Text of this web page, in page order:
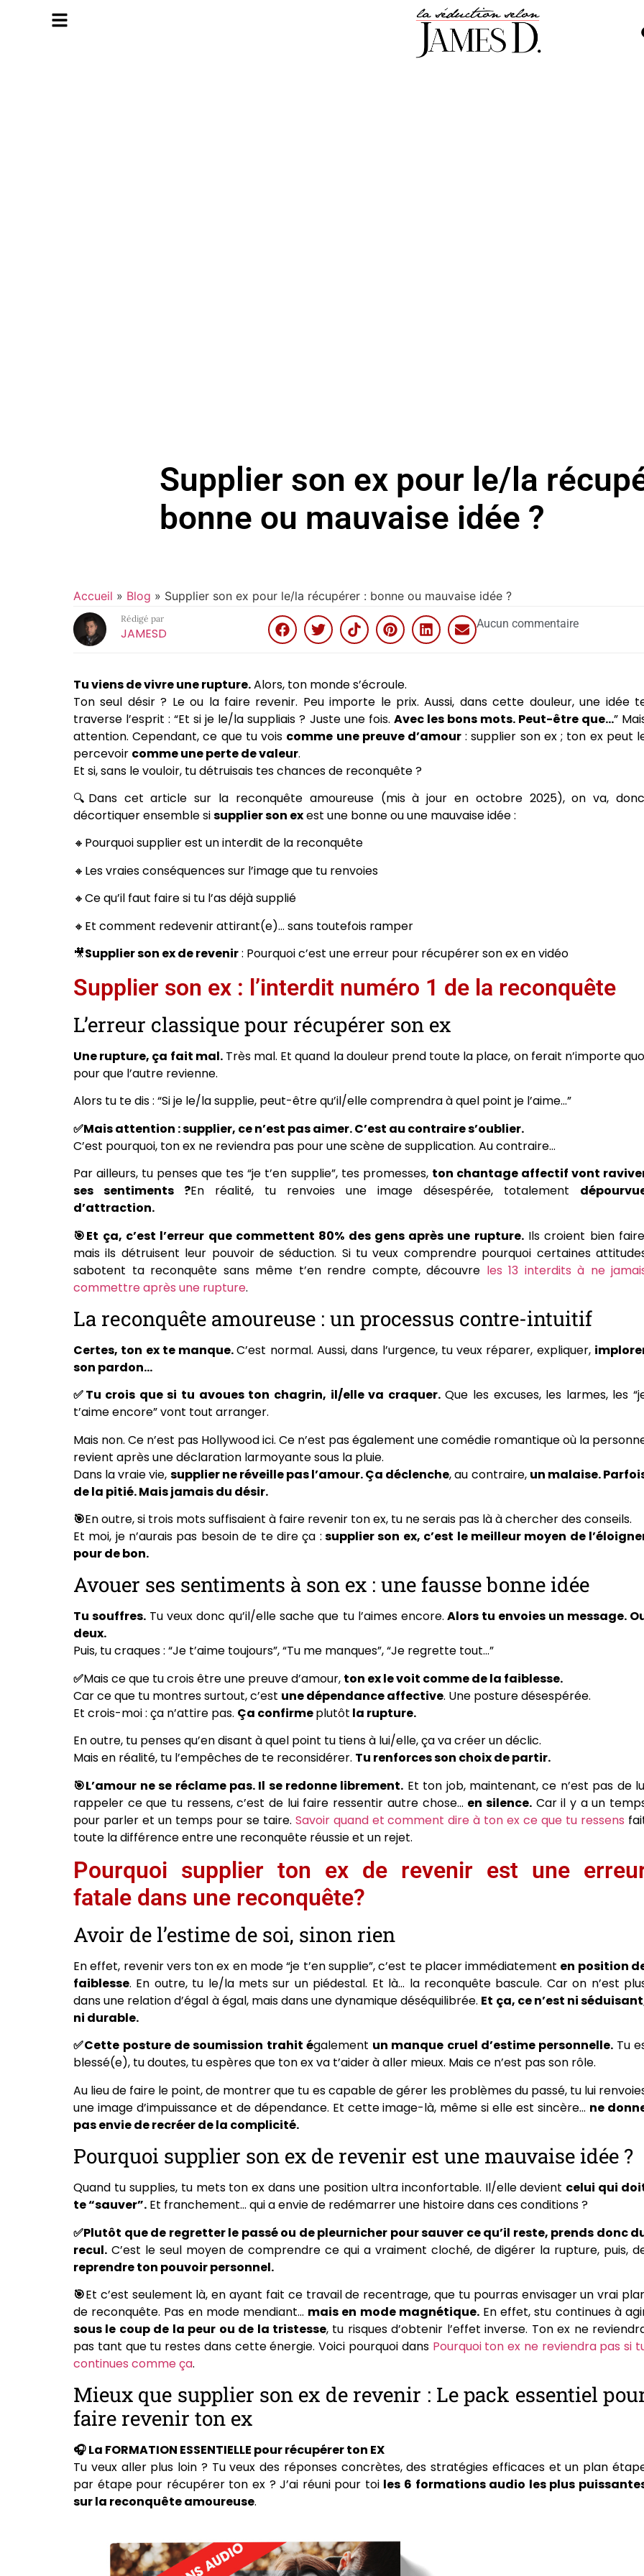
Supplier son ex pour le/la
bonne ou mauvaise idée ?
Accueil » Blog » Supplier son ex pour le/la récupérer : bonne ou mauvaise idée ?
Rédigé par
JAMESD
Aucun commentaire
Tu viens de vivre une rupture.Alors, ton monde s’écroule.
Ton seul désir ? Le ou la faire revenir. Peu importe le prix. Aussi, dans cette douleur, une idée
traverse l’esprit : “Et si je le/la suppliais ? Juste une fois. Avec les bons mots. Peut-être que…”
attention. Cependant, ce que tu vois comme une preuve d’amour : supplier son ex ; ton ex peut
percevoir comme une perte de valeur.
Et si, sans le vouloir, tu détruisais tes chances de reconquête ?
🔍Dans cet article sur la reconquête amoureuse (mis à jour en octobre 2025), on va,
décortiquer ensemble sisupplier son exest une bonne ou une mauvaise idée :
🔸Pourquoi supplier est un interdit de la reconquête
🔸Les vraies conséquences sur l’image que tu renvoies
🔸Ce qu’il faut faire si tu l’as déjà supplié
🔸Et comment redevenir attirant(e)… sans toutefois ramper
🎥Supplier son ex de revenir: Pourquoi c’est une erreur pour récupérer son ex en vidéo
Supplier son ex : l’interdit numéro 1 de la reconquête
L’erreur classique pour récupérer son ex
Une rupture, ça fait mal.Très mal. Et quand la douleur prend toute la place, on ferait n’importe
pour que l’autre revienne.
Alors tu te dis : “Si je le/la supplie, peut-être qu’il/elle comprendra à quel point je l’aime…”
✅Mais attention : supplier, ce n’est pas aimer. C’est au contraire s’oublier.
C’est pourquoi, ton ex ne reviendra pas pour une scène de supplication. Au contraire…
Par ailleurs, tu penses que tes “je t’en supplie”, tes promesses, ton chantage affectif vont
ses sentiments ?En réalité, tu renvoies une image désespérée, totalement
d’attraction.
🎯Et ça, c’est l’erreur que commettent 80% des gens après une rupture.Ils croient bien
mais ils détruisent leur pouvoir de séduction. Si tu veux comprendre pourquoi certaines
sabotent ta reconquête sans même t’en rendre compte, découvre les 13 interdits à ne
commettre après une rupture.
La reconquête amoureuse : un processus contre-intuitif
Certes, ton ex te manque.C’est normal. Aussi, dans l’urgence, tu veux réparer, expliquer,
son pardon…
✅Tu crois que si tu avoues ton chagrin, il/elle va craquer.Que les excuses, les larmes, les
t’aime encore” vont tout arranger.
Mais non. Ce n’est pas Hollywood ici. Ce n’est pas également une comédie romantique où la
revient après une déclaration larmoyante sous la pluie.
Dans la vraie vie, supplier ne réveille pas l’amour. Ça déclenche, au contraire, un malaise.
de la pitié. Mais jamais du désir.
🎯En outre, si trois mots suffisaient à faire revenir ton ex, tu ne serais pas là à chercher des conseils.
Et moi, je n’aurais pas besoin de te dire ça : supplier son ex, c’est le meilleur moyen de
pour de bon.
Avouer ses sentiments à son ex : une fausse bonne idée
Tu souffres. Tu veux donc qu’il/elle sache que tu l’aimes encore. Alors tu envoies un message.
deux.
Puis, tu craques : “Je t’aime toujours”, “Tu me manques”, “Je regrette tout…”
✅Mais ce que tu crois être une preuve d’amour, ton ex le voit comme de la faiblesse.
Car ce que tu montres surtout, c’est une dépendance affective. Une posture désespérée.
Et crois-moi : ça n’attire pas. Ça confirmeplutôt la rupture.
En outre, tu penses qu’en disant à quel point tu tiens à lui/elle, ça va créer un déclic.
Mais en réalité, tu l’empêches de te reconsidérer. Tu renforces son choix de partir.
🎯L’amour ne se réclame pas. Il se redonne librement. Et ton job, maintenant, ce n’est pas de
rappeler ce que tu ressens, c’est de lui faire ressentir autre chose… en silence.Car il y a un
pour parler et un temps pour se taire. Savoir quand et comment dire à ton ex ce que tu ressens
toute la différence entre une reconquête réussie et un rejet.
Pourquoi supplier ton ex de revenir est une
fatale dans une reconquête?
Avoir de l’estime de soi, sinon rien
En effet, revenir vers ton ex en mode “je t’en supplie”, c’est te placer immédiatement en position
faiblesse. En outre, tu le/la mets sur un piédestal. Et là… la reconquête bascule. Car on n’est
dans une relation d’égal à égal, mais dans une dynamique déséquilibrée. Et ça, ce n’est ni
ni durable.
✅Cette posture de soumission trahit également un manque cruel d’estime personnelle. Tu
blessé(e), tu doutes, tu espères que ton ex va t’aider à aller mieux. Mais ce n’est pas son rôle.
Au lieu de faire le point, de montrer que tu es capable de gérer les problèmes du passé, tu lui
une image d’impuissance et de dépendance. Et cette image-là, même si elle est sincère… ne
pas envie de recréer de la complicité.
Pourquoi supplier son ex de revenir est une mauvaise idée ?
Quand tu supplies, tu mets ton ex dans une position ultra inconfortable. Il/elle devient celui qui
te “sauver”. Et franchement… qui a envie de redémarrer une histoire dans ces conditions ?
✅Plutôt que de regretter le passé ou de pleurnicher pour sauver ce qu’il reste, prends donc
recul. C’est le seul moyen de comprendre ce qui a vraiment cloché, de digérer la rupture, puis,
reprendre ton pouvoir personnel.
🎯Et c’est seulement là, en ayant fait ce travail de recentrage, que tu pourras envisager un vrai
de reconquête. Pas en mode mendiant… mais en mode magnétique.En effet, stu continues à
sous le coup de la peur ou de la tristesse, tu risques d’obtenir l’effet inverse. Ton ex ne
pas tant que tu restes dans cette énergie. Voici pourquoi dans Pourquoi ton ex ne reviendra pas si
continues comme ça.
Mieux que supplier son ex de revenir : Le pack essentiel
faire revenir ton ex
🎧 La FORMATION ESSENTIELLE pour récupérer ton EX
Tu veux aller plus loin ? Tu veux des réponses concrètes, des stratégies efficaces et un plan
par étape pour récupérer ton ex ? J’ai réuni pour toi les 6 formations audio les plus
sur la reconquête amoureuse.